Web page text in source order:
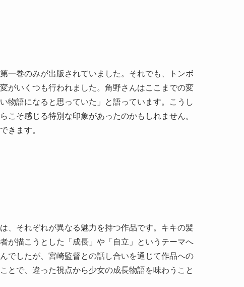
一巻のみが出版されていました。それでも、トンボ
がいくつも行われました。角野さんはここまでの変
物語になると思っていた」と語っています。こうし
こそ感じる特別な印象があったのかもしれません。
きます。
、それぞれが異なる魅力を持つ作品です。キキの髪
が描こうとした「成長」や「自立」というテーマへ
でしたが、宮崎監督との話し合いを通じて作品への
とで、違った視点から少女の成長物語を味わうこと